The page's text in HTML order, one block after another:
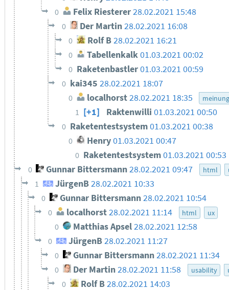
0 Felix Riesterer28.02.2021 15:48
0 Der Martin28.02.2021 16:08
0 Rolf B28.02.2021 16:21
0 Tabellenkalk 01.03.2021 00:02
0 Raketenbastler01.03.2021 00:59
0 kai345 28.02.2021 18:07
0 localhorst 28.02.2021 18:35 meinung
1 [+1] Raktenwilli 01.03.2021 00:50
0 Raketentestsystem01.03.2021 00:38
0 Henry 01.03.2021 00:47
0 Raketentestsystem01.03.2021 00:53
0 Gunnar Bittersmann28.02.2021 09:47 html
1 JürgenB28.02.2021 10:33
0 Gunnar Bittersmann28.02.2021 10:54
0 localhorst28.02.2021 11:14 html ux
0 Matthias Apsel28.02.2021 12:58
0 JürgenB28.02.2021 11:27
0 Gunnar Bittersmann28.02.2021 11:34
0 Der Martin28.02.2021 11:58 usability
0 Rolf B28.02.2021 14:03